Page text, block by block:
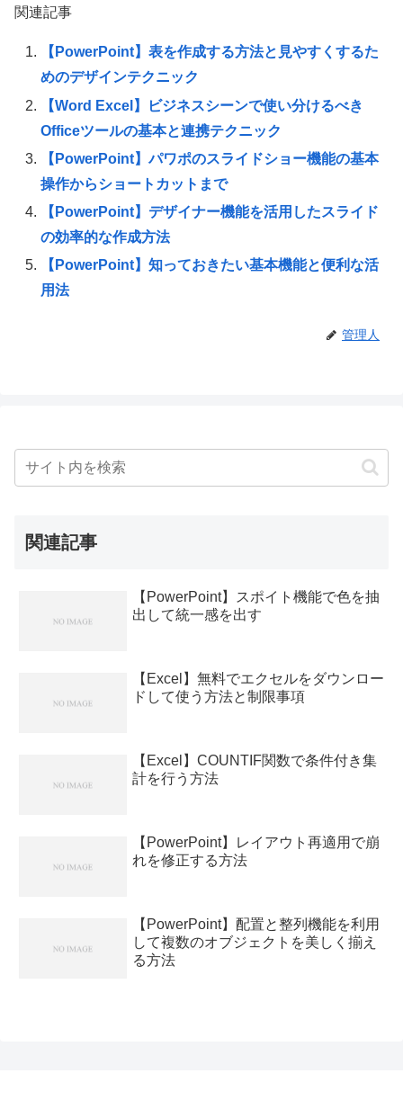
関連記事
【PowerPoint】表を作成する方法と見やすくするた
めのデザインテクニック
【Word Excel】ビジネスシーンで使い分けるべき
Officeツールの基本と連携テクニック
【PowerPoint】パワポのスライドショー機能の基本
操作からショートカットまで
【PowerPoint】デザイナー機能を活用したスライド
の効率的な作成方法
【PowerPoint】知っておきたい基本機能と便利な活
用法
管理人
関連記事
【PowerPoint】スポイト機能で色を抽
出して統一感を出す
【Excel】無料でエクセルをダウンロー
ドして使う方法と制限事項
【Excel】COUNTIF関数で条件付き集
計を行う方法
【PowerPoint】レイアウト再適用で崩
れを修正する方法
【PowerPoint】配置と整列機能を利用
して複数のオブジェクトを美しく揃え
る方法